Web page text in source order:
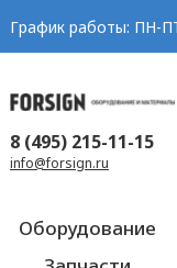
График работы: ПН-
8 (495) 215-11-15
info@forsign.ru
Оборудование